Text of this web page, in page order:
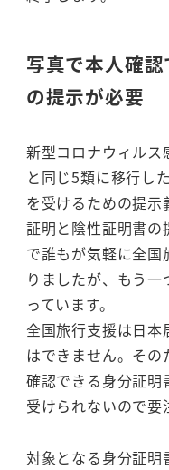
写真で本人確
の提示が必要
新型コロナウィルス
と同じ5類に移行し
を受けるための提
証明と陰性証明書
で誰もが気軽に全
りましたが、もう
っています。
全国旅行支援は日
はできません。そ
確認できる身分証
受けられないので要
対象となる身分証明